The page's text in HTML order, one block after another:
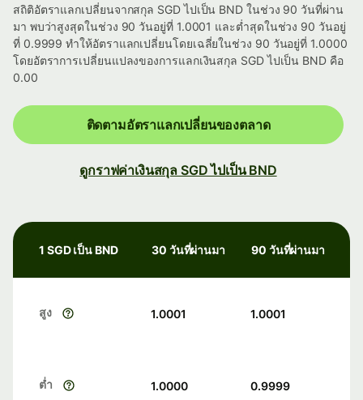
สถิติอัตราแลกเปลี่ยนจากสกุล SGD ไปเป็น BND ในช่วง 90 วันที่ผ่าน
มา พบว่าสูงสุดในช่วง 90 วันอยู่ที่ 1.0001 และต่ำสุดในช่วง 90 วันอยู่
ที่ 0.9999 ทำให้อัตราแลกเปลี่ยนโดยเฉลี่ยในช่วง 90 วันอยู่ที่ 1.0000
โดยอัตราการเปลี่ยนแปลงของการแลกเงินสกุล SGD ไปเป็น BND คือ
0.00
ติดตามอัตราแลกเปลี่ยนของตลาด
ดูกราฟค่าเงินสกุล SGD ไปเป็น BND
1 SGD เป็น BND 30 วันที่ผ่านมา 90 วันที่ผ่านมา
สูง 1.0001 1.0001
ต่ำ 1.0000 0.9999